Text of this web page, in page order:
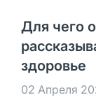
Для чего
здоровье
02 Апреля